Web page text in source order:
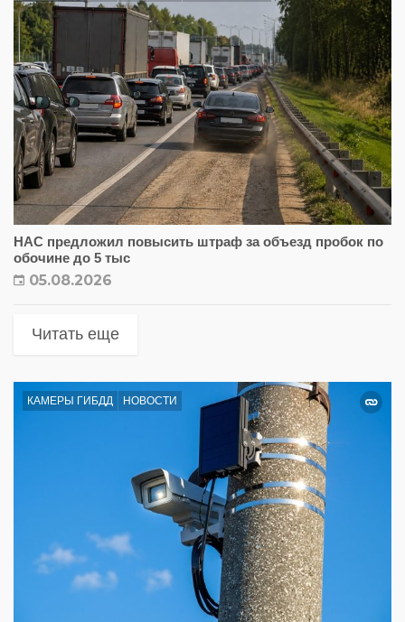
НАС предложил повысить штраф за объезд пробок по
обочине до 5 тыс
05.08.2026
Читать еще
КАМЕРЫ ГИБДД НОВОСТИ